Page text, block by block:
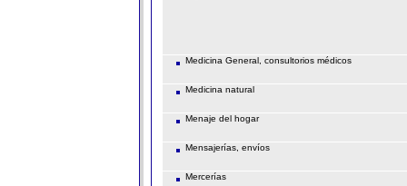
Medicina General, consultorios médicos
Medicina natural
Menaje del hogar
Mensajerías, envíos
Mercerías